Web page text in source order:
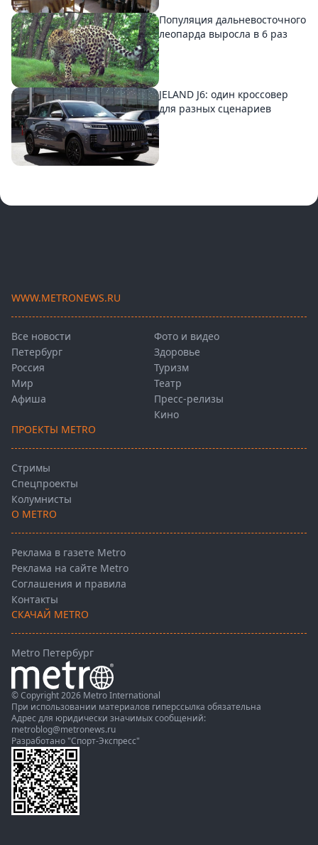
Популяция дальневосточного
леопарда выросла в 6 раз
JELAND J6: один кроссовер
для разных сценариев
WWW.METRONEWS.RU
Все новости
Петербург
Россия
Мир
Афиша
Фото и видео
Здоровье
Туризм
Театр
Пресс-релизы
Кино
ПРОЕКТЫ METRO
Стримы
Спецпроекты
Колумнисты
О METRO
Реклама в газете Metro
Реклама на сайте Metro
Соглашения и правила
Контакты
СКАЧАЙ METRO
Metro Петербург
© Copyright 2026 Metro International
При использовании материалов гиперссылка обязательна
Адрес для юридически значимых сообщений:
metroblog@metronews.ru
Разработано "Спорт-Экспресс"